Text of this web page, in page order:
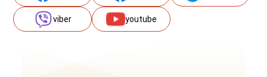
viber youtube